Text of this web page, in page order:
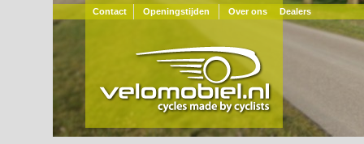
Contact Openingstijden Over ons Dealers